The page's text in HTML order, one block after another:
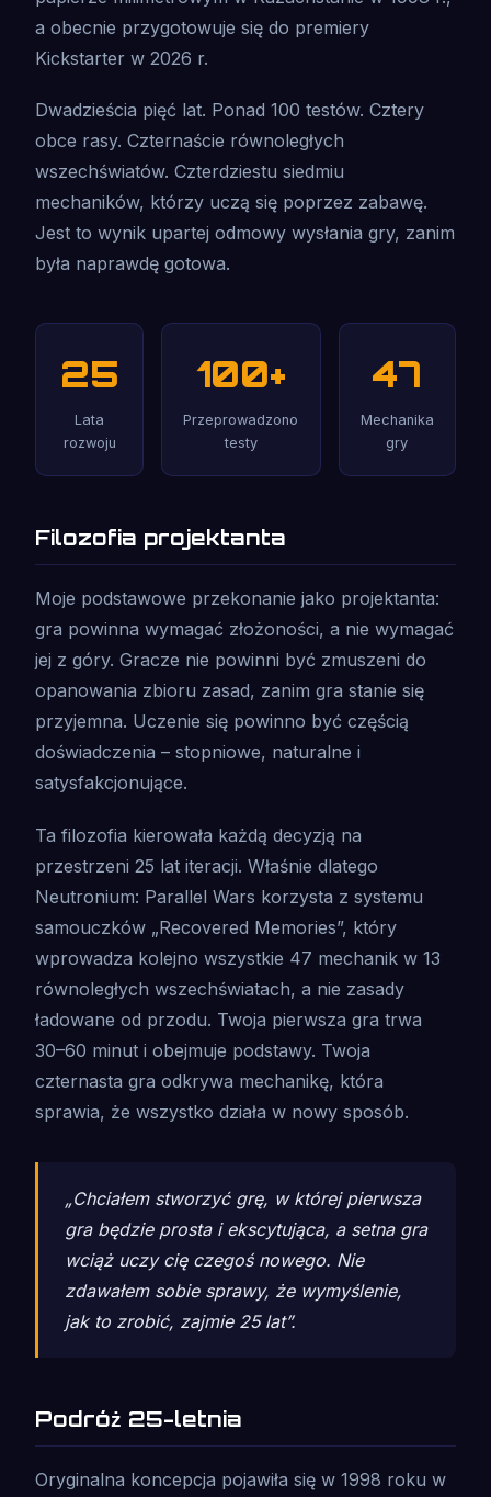
a obecnie przygotowuje się do premiery
Kickstarter w 2026 r.
Dwadzieścia pięć lat. Ponad 100 testów. Cztery
obce rasy. Czternaście równoległych
wszechświatów. Czterdziestu siedmiu
mechaników, którzy uczą się poprzez zabawę.
Jest to wynik upartej odmowy wysłania gry, zanim
była naprawdę gotowa.
25
Lata
rozwoju
100+
Przeprowadzono
testy
47
Mechanika
gry
Filozofia projektanta
Moje podstawowe przekonanie jako projektanta:
gra powinna wymagać złożoności, a nie wymagać
jej z góry. Gracze nie powinni być zmuszeni do
opanowania zbioru zasad, zanim gra stanie się
przyjemna. Uczenie się powinno być częścią
doświadczenia – stopniowe, naturalne i
satysfakcjonujące.
Ta filozofia kierowała każdą decyzją na
przestrzeni 25 lat iteracji. Właśnie dlatego
Neutronium: Parallel Wars korzysta z systemu
samouczków „Recovered Memories”, który
wprowadza kolejno wszystkie 47 mechanik w 13
równoległych wszechświatach, a nie zasady
ładowane od przodu. Twoja pierwsza gra trwa
30–60 minut i obejmuje podstawy. Twoja
czternasta gra odkrywa mechanikę, która
sprawia, że ​​wszystko działa w nowy sposób.
„Chciałem stworzyć grę, w której pierwsza
gra będzie prosta i ekscytująca, a setna gra
wciąż uczy cię czegoś nowego. Nie
zdawałem sobie sprawy, że wymyślenie,
jak to zrobić, zajmie 25 lat”.
Podróż 25-letnia
Oryginalna koncepcja pojawiła się w 1998 roku w